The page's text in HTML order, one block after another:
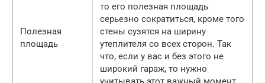
Полезная
площадь
то его полезная площадь
серьезно сократиться, кроме того
стены сузятся на ширину
утеплителя со всех сторон. Так
что, если у вас и без этого не
широкий гараж, то нужно